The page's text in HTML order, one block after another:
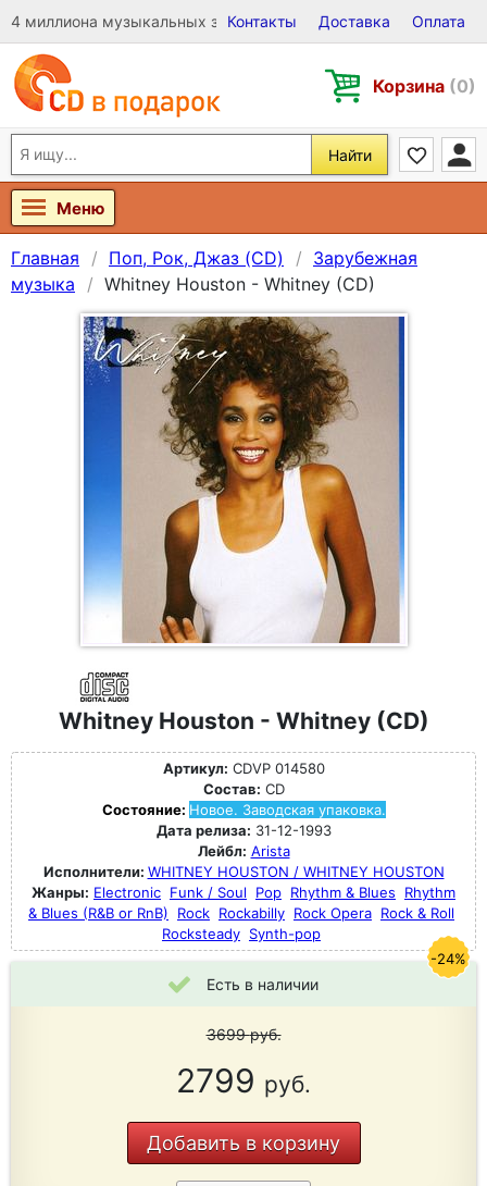
4 миллиона музыкальных записей на Виниле, CD и DVD
Контакты Доставка Оплата
Корзина (0)
Найти
Меню
Главная Поп, Рок, Джаз (CD)
Зарубежная
музыка
Whitney Houston - Whitney (CD)
Whitney Houston - Whitney (CD)
Артикул: CDVP 014580
Состав: CD
Состояние: Новое. Заводская упаковка.
Дата релиза: 31-12-1993
Лейбл: Arista
Исполнители: WHITNEY HOUSTON / WHITNEY HOUSTON
Жанры: Electronic Funk / Soul Pop Rhythm & Blues
Rhythm
& Blues (R&B or RnB)
Rock Rockabilly Rock Opera Rock & Roll
Rocksteady Synth-pop
Есть в наличии
3699руб.
2799 руб.
Добавить в корзину
-24%